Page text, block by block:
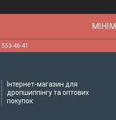
46-41
Інтернет-магазин для
дропшиппінгу та оптових
покупок